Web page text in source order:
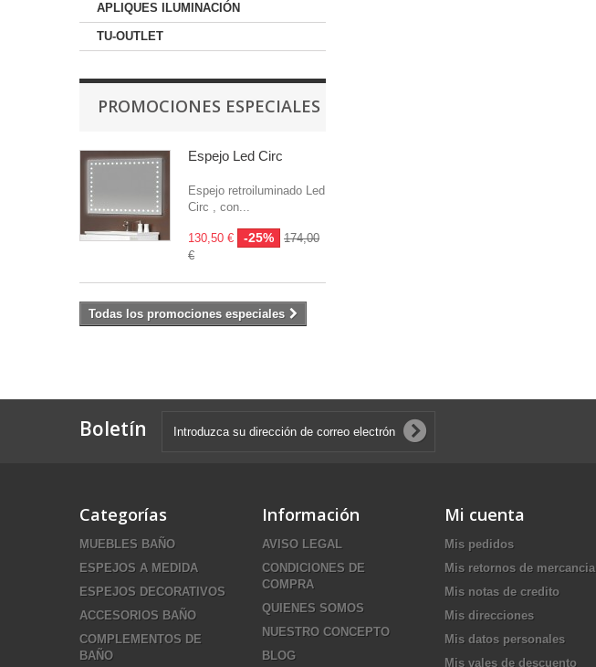
APLIQUES ILUMINACIÓN
TU-OUTLET
PROMOCIONES ESPECIALES
Espejo Led Circ
Espejo retroiluminado Led
Circ , con...
130,50 € -25%
174,00
€
Todas los promociones especiales
Boletín
Categorías
MUEBLES BAÑO
ESPEJOS A MEDIDA
ESPEJOS DECORATIVOS
ACCESORIOS BAÑO
COMPLEMENTOS DE
BAÑO
Información
AVISO LEGAL
CONDICIONES DE
COMPRA
QUIENES SOMOS
NUESTRO CONCEPTO
BLOG
Mi cuenta
Mis pedidos
Mis retornos de mercancia
Mis notas de credito
Mis direcciones
Mis datos personales
Mis vales de descuento